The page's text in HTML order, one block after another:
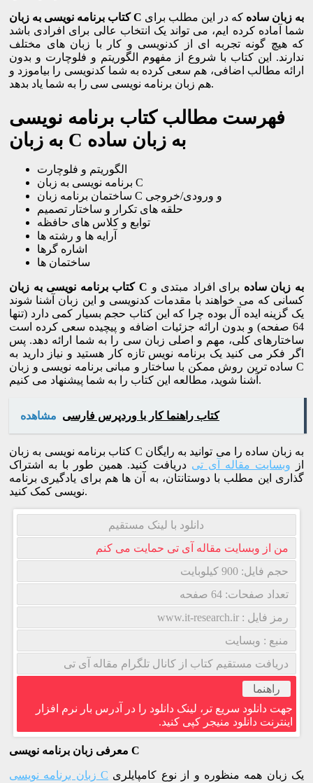
کتاب برنامه نویسی به زبان C به زبان ساده که در این مطلب برای
شما آماده کرده ایم، می تواند یک انتخاب عالی برای افرادی باشد
که هیچ گونه تجربه ای از کدنویسی و کار با زبان های مختلف
ندارند. این کتاب با شروع از مفهوم الگوریتم و فلوچارت و بدون
ارائه مطالب اضافی، هم سعی کرده به شما کدنویسی را بیاموزد و
هم زبان برنامه نویسی سی را به شما یاد بدهد.
فهرست مطالب کتاب برنامه نویسی
به زبان C به زبان ساده
الگوریتم و فلوچارت
برنامه نویسی به زبان C
ساختمان برنامه زبان C و ورودی/خروجی
حلقه های تکرار و ساختار تصمیم
توابع و کلاس های حافظه
آرایه ها و رشته ها
اشاره گرها
ساختمان ها
کتاب برنامه نویسی به زبان C به زبان ساده برای افراد مبتدی و
کسانی که می خواهند با مقدمات کدنویسی و این زبان آشنا شوند
یک گزینه ایده آل بوده چرا که این کتاب حجم بسیار کمی دارد (تنها
64 صفحه) و بدون ارائه جزئیات اضافه و پیچیده سعی کرده است
ساختارهای کلی، مهم و اصلی زبان سی را به شما ارائه دهد. پس
اگر فکر می کنید یک برنامه نویس تازه کار هستید و نیاز دارید به
ساده ترین روش ممکن با ساختار و مبانی برنامه نویسی و زبان C
آشنا شوید، مطالعه این کتاب را به شما پیشنهاد می کنیم.
مشاهده کتاب راهنما کار با وردپرس فارسی
کتاب برنامه نویسی به زبان C به زبان ساده را می توانید به رایگان
از وبسایت مقاله آی تی دریافت کنید. همین طور با به اشتراک
گذاری این مطلب با دوستانتان، به آن ها هم برای یادگیری برنامه
نویسی کمک کنید.
دانلود با لینک مستقیم
من از وبسایت مقاله آی تی حمایت می کنم
حجم فایل: 900 کیلوبایت
تعداد صفحات: 64 صفحه
رمز فایل : www.it-research.ir
منبع : وبسایت
دریافت مستقیم کتاب از کانال تلگرام مقاله آی تی
راهنما
جهت دانلود سریع تر، لینک دانلود را در آدرس بار نرم افزار
اینترنت دانلود منیجر کپی کنید.
معرفی زبان برنامه نویسی C
زبان برنامه نویسی C